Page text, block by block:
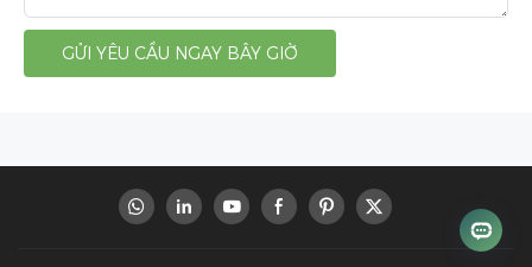
GỬI YÊU CẦU NGAY BÂY GIỜ